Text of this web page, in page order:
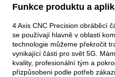
Funkce produktu a
4 Axis CNC Precision obráběcí
se používají hlavně v oblasti
technologie můžeme překročit
vynikající části pro svět 5G.
kvality, profesionální tým a
přizpůsobeni podle potřeb